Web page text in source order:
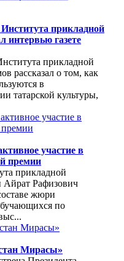
прикладной
интервью газете
прикладной
рассказал о том, как
в
татарской культуры,
участие в
премии
прикладной
Рафизович
жюри
по
Мирасы»